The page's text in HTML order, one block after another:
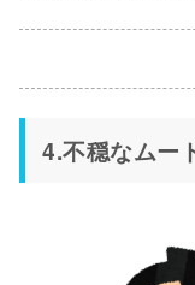
4.不穏なムー